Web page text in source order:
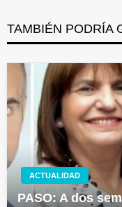
TAMBIÉN PODRÍA
ACTUALIDAD
PASO: A dos